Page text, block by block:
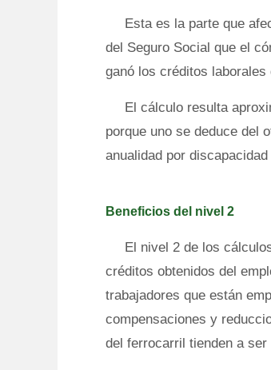
Esta es la parte que
del Seguro Social que el
ganó los créditos
El cálculo resulta
porque uno se deduce del
anualidad por
Beneficios del nivel 2
El nivel 2 de los
créditos obtenidos del
trabajadores que están
compensaciones y
del ferrocarril tienden a